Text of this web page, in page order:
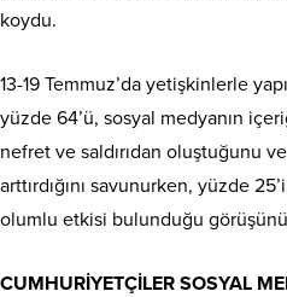
koydu.
13-19 Temmuz’da yetişkinlerle
yüzde 64’ü, sosyal medyanın
nefret ve saldırıdan oluştuğunu
arttırdığını savunurken, yüzde
olumlu etkisi bulunduğu
CUMHURİYETÇİLER SOSYAL